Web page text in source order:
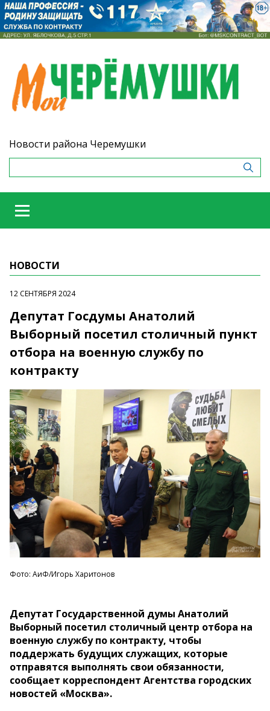
Новости района Черемушки
НОВОСТИ
12 СЕНТЯБРЯ 2024
Депутат Госдумы Анатолий
Выборный посетил столичный пункт
отбора на военную службу по
контракту
Фото: АиФ/Игорь Харитонов
Депутат Государственной думы Анатолий
Выборный посетил столичный центр отбора на
военную службу по контракту, чтобы
поддержать будущих служащих, которые
отправятся выполнять свои обязанности,
сообщает корреспондент Агентства городских
новостей «Москва».